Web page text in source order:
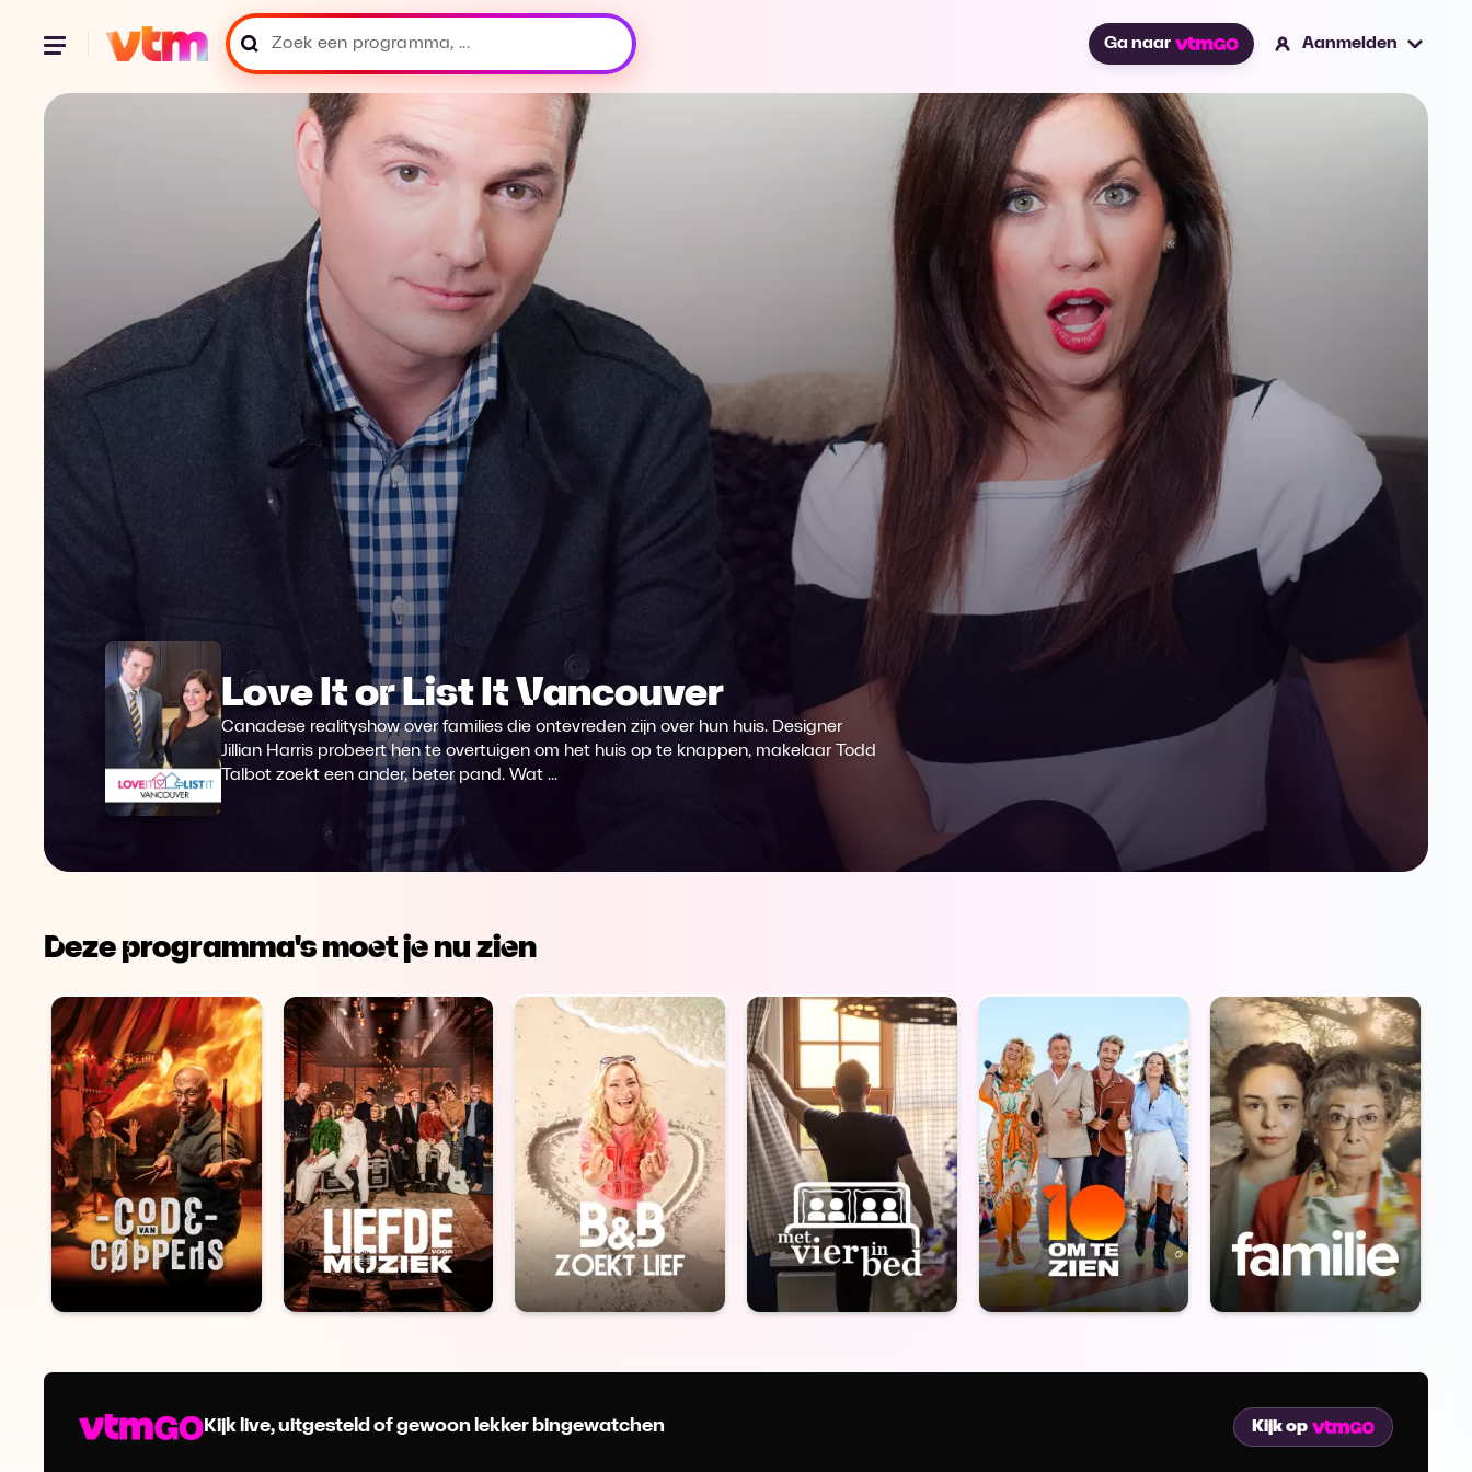
Oeps, browser niet ondersteund
Voor je onze programma's gaat ontdekken,
best je browser updaten of hieronder één
Download
Safari Download
Microsoft Edge Download
Download
Ga naar Aanmelden
Love It or List It Vancouver
Canadese realityshow over families die ontevreden zijn over hun huis. Designer
Jillian Harris probeert hen te overtuigen om het huis op te knappen, makelaar Todd
Talbot zoekt een ander, beter pand. Wat ...
Deze programma's moet je nu zien
Kijk live, uitgesteld of gewoon lekker bingewatchen Kijk op